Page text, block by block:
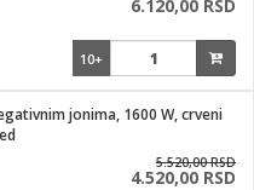
6.120,00 RSD
10+
jonima, 1600 W, crveni
5.520,00 RSD
4.520,00 RSD